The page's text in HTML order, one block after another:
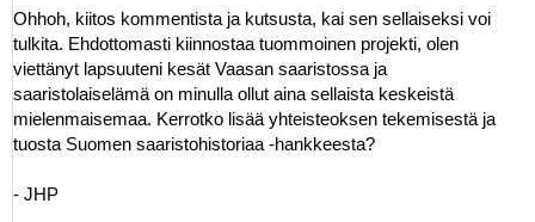
Ohhoh, kiitos kommentista ja kutsusta, kai sen sellaiseksi voi
tulkita. Ehdottomasti kiinnostaa tuommoinen projekti, olen
viettänyt lapsuuteni kesät Vaasan saaristossa ja
saaristolaiselämä on minulla ollut aina sellaista keskeistä
mielenmaisemaa. Kerrotko lisää yhteisteoksen tekemisestä ja
tuosta Suomen saaristohistoriaa -hankkeesta?
- JHP